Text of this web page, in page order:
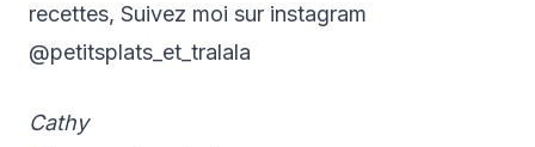
recettes, Suivez moi sur instagram
@petitsplats_et_tralala
Cathy